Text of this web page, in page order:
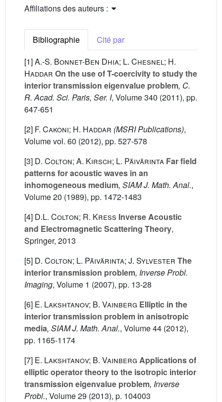
Affiliations des auteurs :
Bibliographie
Cité par
[1]A.-S. Bonnet-Ben Dhia; L. Chesnel; H.
Haddar On the use of T-coercivity to study the
interior transmission eigenvalue problem, C.
R. Acad. Sci. Paris, Ser. I, Volume 340 (2011), pp.
647-651
[2] F. Cakoni; H. Haddar (MSRI Publications),
Volume vol. 60 (2012), pp. 527-578
[3] D. Colton; A. Kirsch; L. Päivärinta Far field
patterns for acoustic waves in an
inhomogeneous medium, SIAM J. Math. Anal.,
Volume 20 (1989), pp. 1472-1483
[4] D.L. Colton; R. Kress Inverse Acoustic
and Electromagnetic Scattering Theory,
Springer, 2013
[5] D. Colton; L. Päivärinta; J. Sylvester The
interior transmission problem, Inverse Probl.
Imaging, Volume 1 (2007), pp. 13-28
[6] E. Lakshtanov; B. Vainberg Elliptic in the
interior transmission problem in anisotropic
media, SIAM J. Math. Anal., Volume 44 (2012),
pp. 1165-1174
[7] E. Lakshtanov; B. Vainberg Applications of
elliptic operator theory to the isotropic interior
transmission eigenvalue problem, Inverse
Probl., Volume 29 (2013), p. 104003